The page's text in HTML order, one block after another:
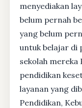
menyediakan
belum pernah
yang belum
untuk belajar di
sekolah
pendidikan
layanan yang
Pendidikan,